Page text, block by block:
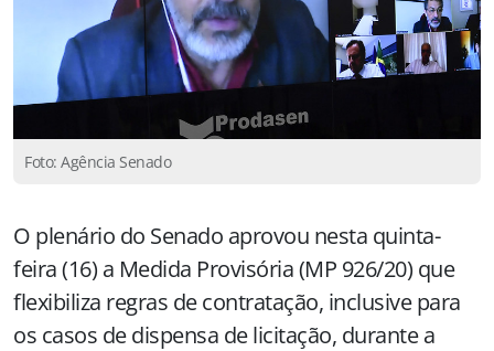
Foto: Agência Senado
O plenário do Senado aprovou nesta quinta-
feira (16) a Medida Provisória (MP 926/20) que
flexibiliza regras de contratação, inclusive para
os casos de dispensa de licitação, durante a